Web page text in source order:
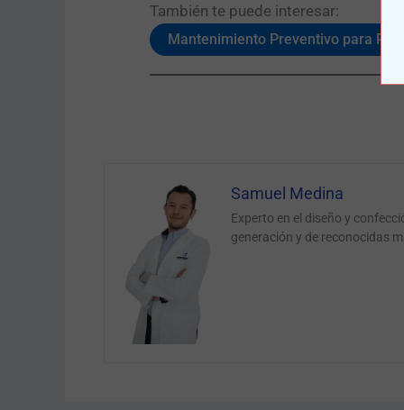
También te puede interesar:​
Mantenimiento Preventivo para
Samuel Medina
Experto en el diseño y
generación y de reconocidas